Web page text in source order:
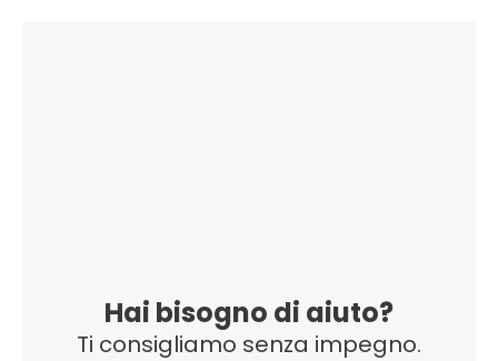
Hai bisogno di aiuto?
Ti consigliamo senza impegno.